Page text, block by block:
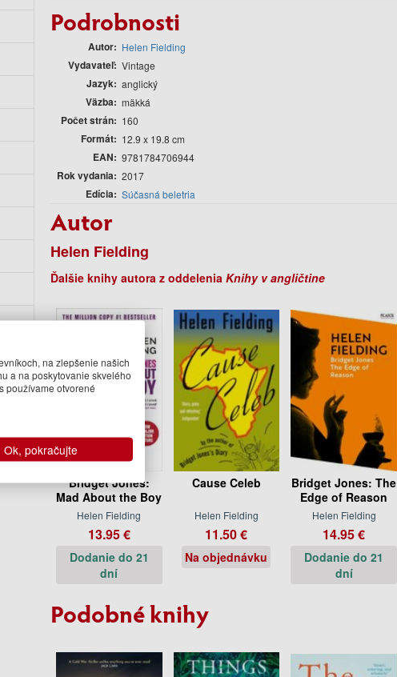
Podrobnosti
Autor Helen Fielding
Vydavateľ Vintage
Jazyk anglický
Väzba mäkká
Počet strán 160
Formát 12.9 x 19.8 cm
EAN 9781784706944
Rok vydania 2017
Edícia Súčasná beletria
Autor
Helen Fielding
Ďalšie knihy autora z oddelenia Knihy v angličtine
Bridget Jones:
Mad About the Boy
Helen Fielding
13.95 €
Dodanie do 21
dní
Cause Celeb
Helen Fielding
11.50 €
Na objednávku
Bridget Jones: The
Edge of Reason
Helen Fielding
14.95 €
Dodanie do 21
dní
Podobné knihy
na zlepšenie našich
a na poskytovanie skvelého
používame otvorené
Ok, pokračujte